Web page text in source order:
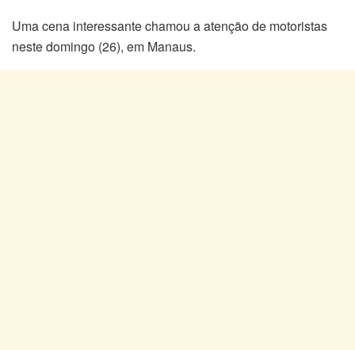
Uma cena interessante chamou a atenção de motoristas
neste domingo (26), em Manaus.